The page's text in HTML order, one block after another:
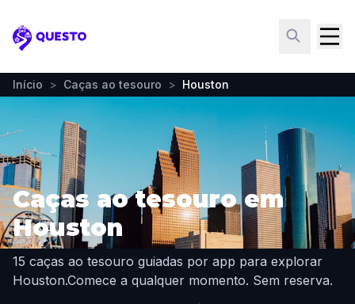
Questo
Início > Caças ao tesouro > Houston
Caças ao tesouro em
Houston
15 caças ao tesouro guiadas por app para explorar
Houston.Comece a qualquer momento. Sem reserva.